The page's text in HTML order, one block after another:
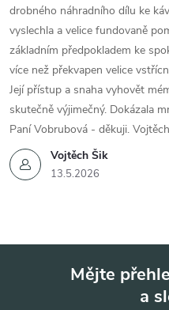
Vojtěch Šik
13.5.2026
drobného náhradního dílu ke
vyslechla a velice fundovaně
základním předpokladem ke
více než překvapen velice
Její přístup a snaha vyhovět
skutečně výjimečný. Dokázala
Paní Vobrubová - děkuji.
Mějte
a